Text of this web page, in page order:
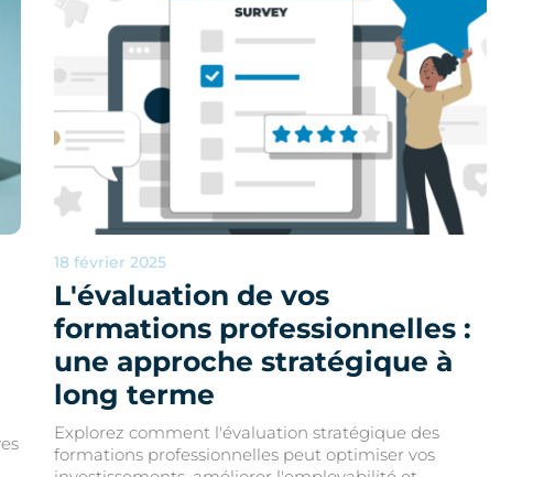
18 février 2025
L'évaluation de vos
formations professionnelles :
une approche stratégique à
long terme
Explorez comment l'évaluation stratégique des
formations professionnelles peut optimiser vos